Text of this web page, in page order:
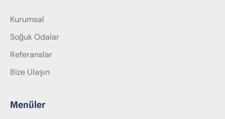
Kurumsal
Soğuk Odalar
Referanslar
Bize Ulaşın
Menüler